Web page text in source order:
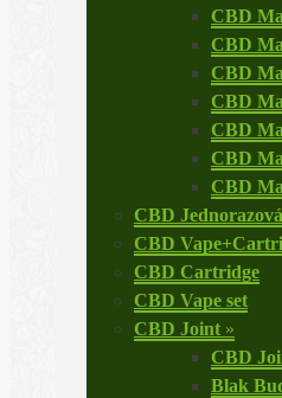
CBD
CBD
CBD
CBD
CBD
CBD
CBD
CBD
CBD
CBD Cartridge
CBD Vape set
CBD Joint »
CBD
Blak